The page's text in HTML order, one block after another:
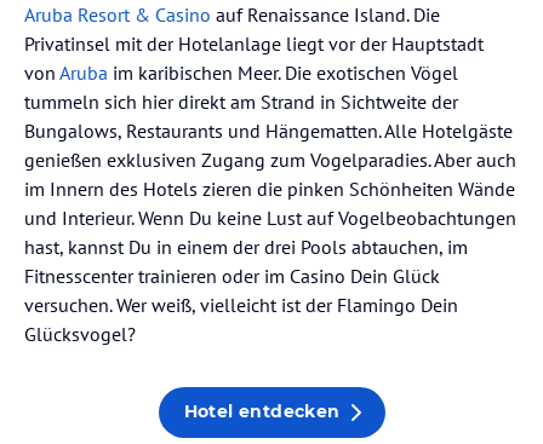
Aruba Resort & Casino auf Renaissance Island. Die
Privatinsel mit der Hotelanlage liegt vor der Hauptstadt
von Aruba im karibischen Meer. Die exotischen Vögel
tummeln sich hier direkt am Strand in Sichtweite der
Bungalows, Restaurants und Hängematten. Alle Hotelgäste
genießen exklusiven Zugang zum Vogelparadies. Aber auch
im Innern des Hotels zieren die pinken Schönheiten Wände
und Interieur. Wenn Du keine Lust auf Vogelbeobachtungen
hast, kannst Du in einem der drei Pools abtauchen, im
Fitnesscenter trainieren oder im Casino Dein Glück
versuchen. Wer weiß, vielleicht ist der Flamingo Dein
Glücksvogel?
Hotel entdecken